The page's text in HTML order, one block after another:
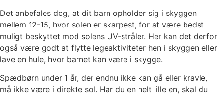
Det anbefales dog, at dit barn opholder sig i skyggen
mellem 12-15, hvor solen er skarpest, for at være bedst
muligt beskyttet mod solens UV-stråler. Her kan det derfor
også være godt at flytte legeaktiviteter hen i skyggen eller
lave en hule, hvor barnet kan være i skygge.
Spædbørn under 1 år, der endnu ikke kan gå eller kravle,
må ikke være i direkte sol. Har du en helt lille en, skal du